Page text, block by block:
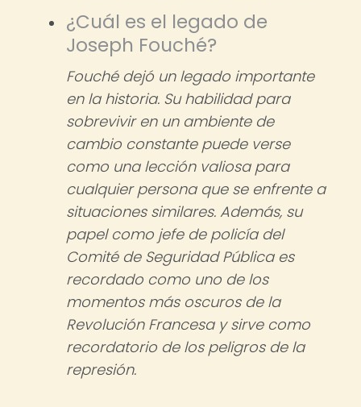
¿Cuál es el legado de
Joseph Fouché?
Fouché dejó un legado importante
en la historia. Su habilidad para
sobrevivir en un ambiente de
cambio constante puede verse
como una lección valiosa para
cualquier persona que se enfrente a
situaciones similares. Además, su
papel como jefe de policía del
Comité de Seguridad Pública es
recordado como uno de los
momentos más oscuros de la
Revolución Francesa y sirve como
recordatorio de los peligros de la
represión.